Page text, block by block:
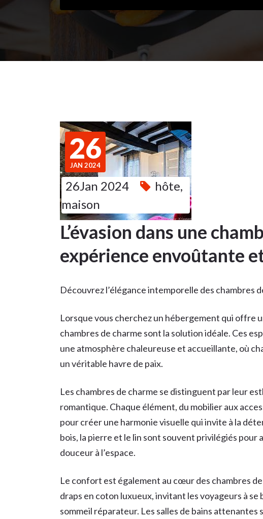
26
JAN 2024
26Jan 2024 hôte,
maison
L’évasion dans une
expérience envoûtante
Découvrez l’élégance intemporelle des chambres
Lorsque vous cherchez un hébergement qui offre
chambres de charme sont la solution idéale. Ces
une atmosphère chaleureuse et accueillante, où
un véritable havre de paix.
Les chambres de charme se distinguent par leur
romantique. Chaque élément, du mobilier aux
pour créer une harmonie visuelle qui invite à la
bois, la pierre et le lin sont souvent privilégiés
douceur à l’espace.
Le confort est également au cœur des chambres
draps en coton luxueux, invitant les voyageurs à
sommeil réparateur. Les salles de bains